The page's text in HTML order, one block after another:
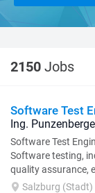
2150 Jobs
Software Test
Ing.
Software Test
Software testing,
quality assurance,
Salzburg (Stadt)